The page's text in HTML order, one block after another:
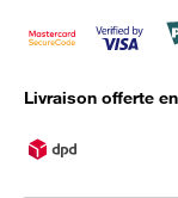
Livraison offerte